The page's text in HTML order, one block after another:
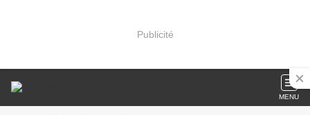
Publicité
MENU